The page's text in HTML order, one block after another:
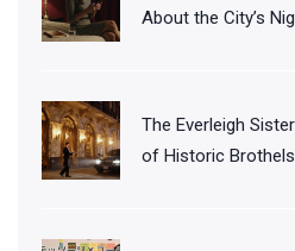
About the City’s
The Everleigh
of Historic Brothels